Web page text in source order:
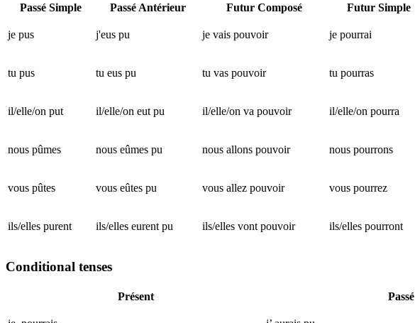
Passé Simple Passé Antérieur Futur Composé Futur Simple
je pus j'eus pu je vais pouvoir je pourrai
tu pus tu eus pu tu vas pouvoir tu pourras
il/elle/on put il/elle/on eut pu il/elle/on va pouvoir il/elle/on pourra
nous pûmes nous eûmes pu nous allons pouvoir nous pourrons
vous pûtes vous eûtes pu vous allez pouvoir vous pourrez
ils/elles purent ils/elles eurent pu ils/elles vont pouvoir ils/elles pourront
Conditional tenses
Présent Passé